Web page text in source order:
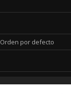
Orden por defecto